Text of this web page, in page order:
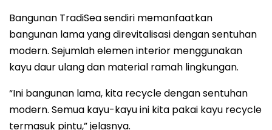
Bangunan TradiSea sendiri memanfaatkan
bangunan lama yang direvitalisasi dengan sentuhan
modern. Sejumlah elemen interior menggunakan
kayu daur ulang dan material ramah lingkungan.
“Ini bangunan lama, kita recycle dengan sentuhan
modern. Semua kayu-kayu ini kita pakai kayu recycle
termasuk pintu,” jelasnya.